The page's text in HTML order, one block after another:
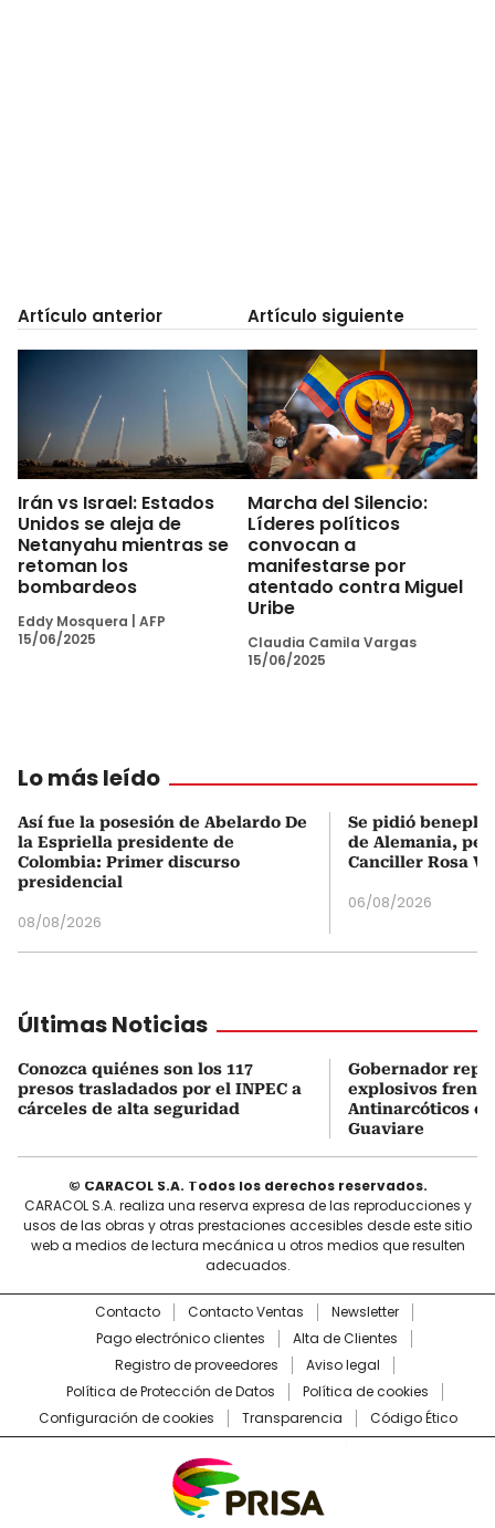
Artículo anterior
Irán vs Israel: Estados
Unidos se aleja de
Netanyahu mientras se
retoman los
bombardeos
Eddy Mosquera
AFP
15/06/2025
Artículo siguiente
Marcha del Silencio:
Líderes políticos
convocan a
manifestarse por
atentado contra Miguel
Uribe
Claudia Camila Vargas
15/06/2025
Lo más leído
Así fue la posesión de Abelardo De
la Espriella presidente de
Colombia: Primer discurso
presidencial
08/08/2026
Se pidió
de Alemania,
Canciller Rosa
06/08/2026
Últimas Noticias
Conozca quiénes son los 117
presos trasladados por el INPEC a
cárceles de alta seguridad
Gobernador
explosivos frente
Antinarcóticos
Guaviare
© CARACOL S.A. Todos los derechos reservados.
CARACOL S.A. realiza una reserva expresa de las reproducciones y
usos de las obras y otras prestaciones accesibles desde este sitio
web a medios de lectura mecánica u otros medios que resulten
adecuados.
Contacto Contacto Ventas
Newsletter
Pago electrónico clientes
Alta de Clientes
Registro de proveedores
Aviso legal
Política de Protección de Datos
Política de cookies
Configuración de cookies
Transparencia Código Ético